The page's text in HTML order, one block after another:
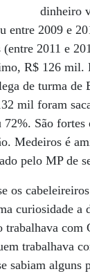
dinheiro
entre 2009 e
2011 e
R$ 126 mil.
de turma de
mil foram
São
Medeiros é
pelo MP de
os
curiosidade a
trabalhava
trabalhava
alguns